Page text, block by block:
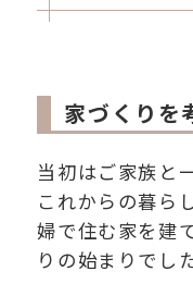
家づくりを
当初はご家族と
これからの暮ら
婦で住む家を建
りの始まりでした